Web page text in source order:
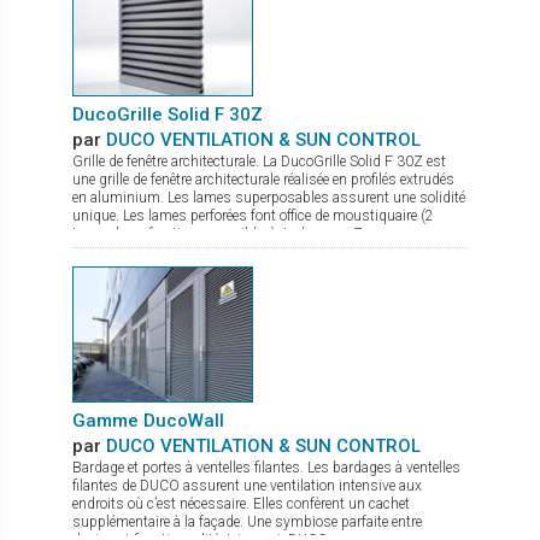
DucoGrille Solid F 30Z
par DUCO VENTILATION & SUN CONTROL
Grille de fenêtre architecturale. La DucoGrille Solid F 30Z est
une grille de fenêtre architecturale réalisée en profilés extrudés
en aluminium. Les lames superposables assurent une solidité
unique. Les lames perforées font office de moustiquaire (2
types de perforations possibles). La lame en Z procure un
design esthétique.
Gamme DucoWall
par DUCO VENTILATION & SUN CONTROL
Bardage et portes à ventelles filantes. Les bardages à ventelles
filantes de DUCO assurent une ventilation intensive aux
endroits où c’est nécessaire. Elles confèrent un cachet
supplémentaire à la façade. Une symbiose parfaite entre